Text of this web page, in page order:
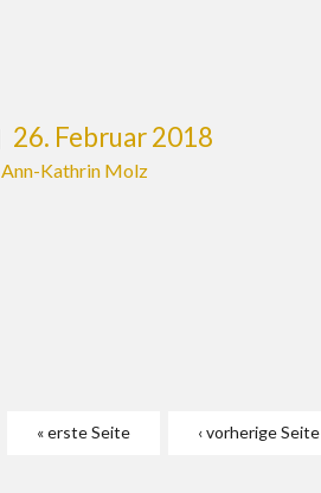
26. Februar 2018
Ann-Kathrin Molz
« erste Seite ‹ vorherige Seite